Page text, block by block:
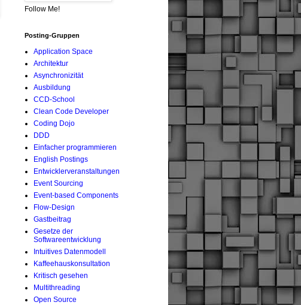
Follow Me!
Posting-Gruppen
Application Space
Architektur
Asynchronizität
Ausbildung
CCD-School
Clean Code Developer
Coding Dojo
DDD
Einfacher programmieren
English Postings
Entwicklerveranstaltungen
Event Sourcing
Event-based Components
Flow-Design
Gastbeitrag
Gesetze der
Softwareentwicklung
Intuitives Datenmodell
Kaffeehauskonsultation
Kritisch gesehen
Multithreading
Open Source